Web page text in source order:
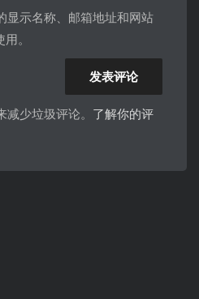
显示名称、邮箱地址和网站
。
少垃圾评论。 了解你的评